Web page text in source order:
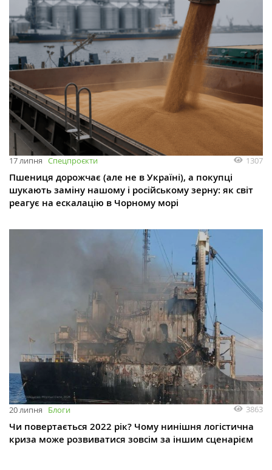
17 липня Спецпроєкти 1307
Пшениця дорожчає (але не в Україні), а покупці
шукають заміну нашому і російському зерну: як світ
реагує на ескалацію в Чорному морі
20 липня Блоги 3863
Чи повертається 2022 рік? Чому нинішня логістична
криза може розвиватися зовсім за іншим сценарієм